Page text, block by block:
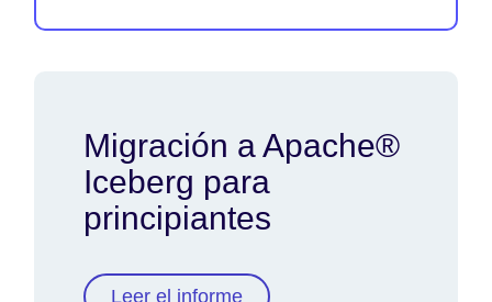
Migración a Apache®
Iceberg para
principiantes
Leer el informe